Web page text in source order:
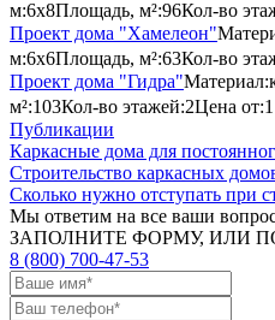
м:6х8Площадь, м²:96Кол-во
Проект дома "Хамелеон"
м:6х6Площадь, м²:63Кол-во
Проект дома "Гидра"Материал:
м²:103Кол-во этажей:2Цена от:
Публикации
Каркасные дома для
Строительство каркасных
Сколько нужно отступать при
Мы ответим на все ваши
ЗАПОЛНИТЕ ФОРМУ, ИЛИ
8 (800) 700-47-53